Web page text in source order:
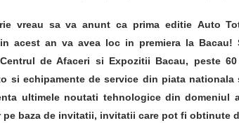
vreau sa va anunt ca prima editie Auto
acest an va avea loc in premiera la Bacau!
de Afaceri si Expozitii Bacau, peste
si echipamente de service din piata
ultimele noutati tehnologice din domeniul
pe baza de invitatii, invitatii care pot fi obtinute